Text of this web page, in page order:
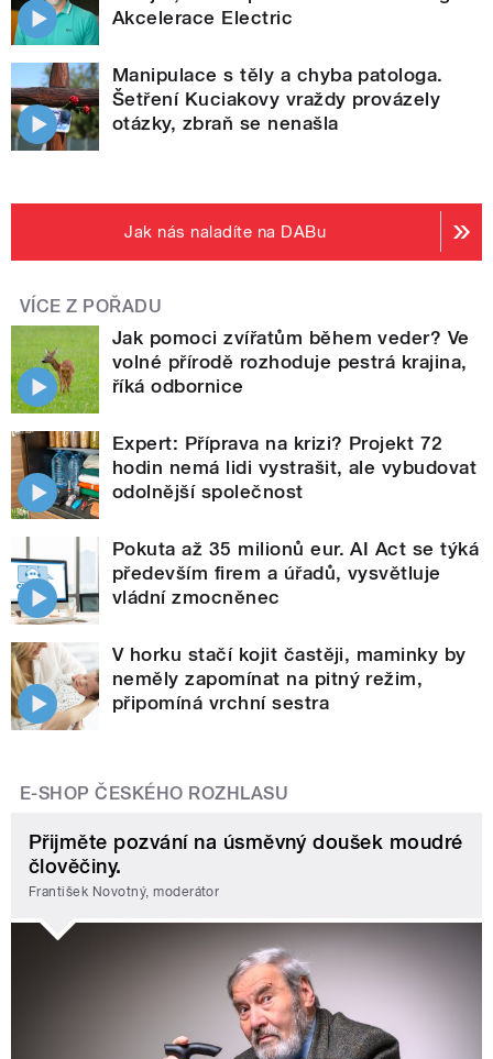
Akcelerace Electric
Manipulace s těly a chyba patologa.
Šetření Kuciakovy vraždy provázely
otázky, zbraň se nenašla
Jak nás naladíte na DABu
VÍCE Z POŘADU
Jak pomoci zvířatům během veder? Ve
volné přírodě rozhoduje pestrá krajina,
říká odbornice
Expert: Příprava na krizi? Projekt 72
hodin nemá lidi vystrašit, ale vybudovat
odolnější společnost
Pokuta až 35 milionů eur. AI Act se týká
především firem a úřadů, vysvětluje
vládní zmocněnec
V horku stačí kojit častěji, maminky by
neměly zapomínat na pitný režim,
připomíná vrchní sestra
E-SHOP ČESKÉHO ROZHLASU
Přijměte pozvání na úsměvný doušek moudré
člověčiny.
František Novotný, moderátor